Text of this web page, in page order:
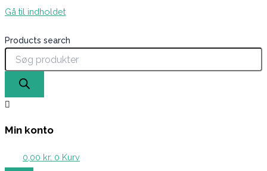
Gå til indholdet
Products search
Min konto
0,00 kr. 0 Kurv